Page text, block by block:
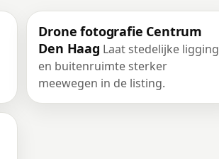
Drone fotografie Centrum
Den Haag Laat stedelijke ligging
en buitenruimte sterker
meewegen in de listing.